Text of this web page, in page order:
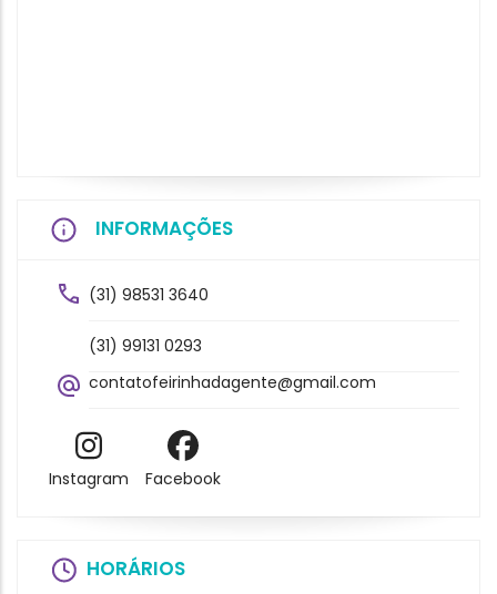
INFORMAÇÕES
(31) 98531 3640
(31) 99131 0293
contatofeirinhadagente@gmail.com
Instagram Facebook
HORÁRIOS